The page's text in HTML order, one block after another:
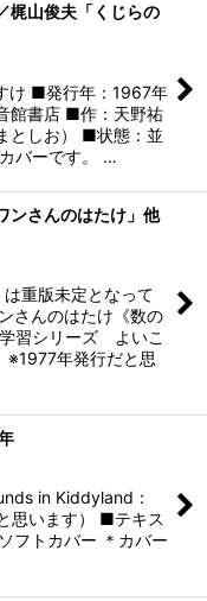
梶山俊夫「くじらの
け ■発行年：1967年
書店 ■作：天野祐
としお） ■状態：並
バーです。 …
ンさんのはたけ」他
重版未定となって
さんのはたけ《数の
習シリーズ よいこ
年発行だと思
in Kiddyland：
思います） ■テキス
フトカバー ＊カバー